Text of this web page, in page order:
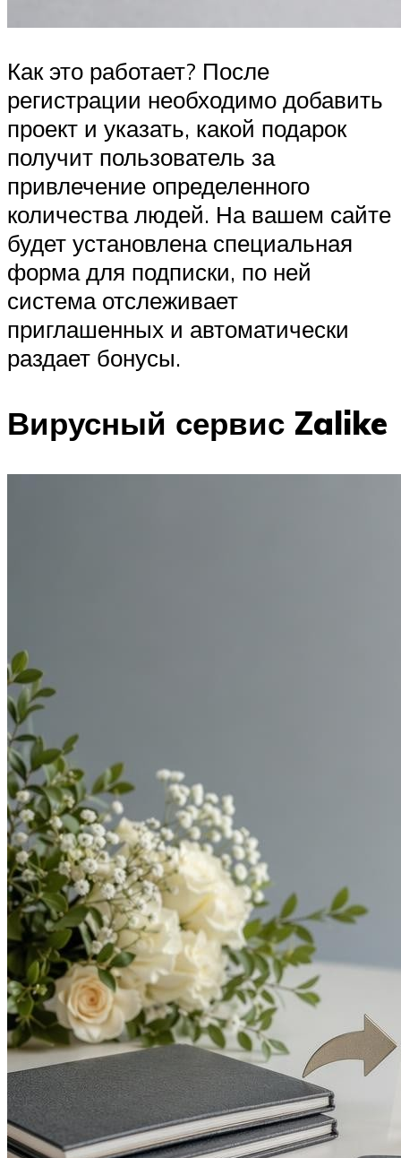
Как это работает? После
регистрации необходимо добавить
проект и указать, какой подарок
получит пользователь за
привлечение определенного
количества людей. На вашем сайте
будет установлена специальная
форма для подписки, по ней
система отслеживает
приглашенных и автоматически
раздает бонусы.
Вирусный сервис Zalike